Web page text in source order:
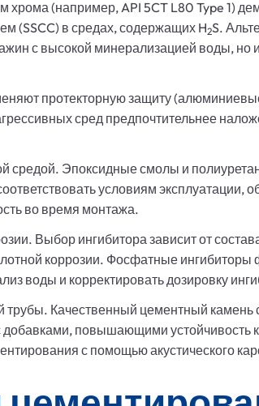
(например, API 5CT L80 Type 1)
(SSCC) в средах, содержащих H2S.
с высокой минерализацией воды, но
протекторную защиту
сред предпочтительнее
средой. Эпоксидные смолы и
условиям эксплуатации,
во время монтажа.
Выбор ингибитора зависит от
коррозии. Фосфатные
воды и корректировать дозировку
Качественный цементный камень
повышающими устойчивость
с помощью акустического